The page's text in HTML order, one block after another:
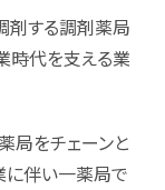
剤する調剤薬局
時代を支える業
局をチェーンと
に伴い一薬局で